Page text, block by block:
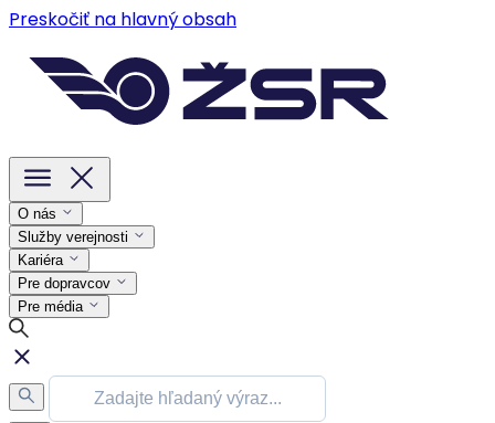
Preskočiť na hlavný obsah
O nás
Služby verejnosti
Kariéra
Pre dopravcov
Pre média